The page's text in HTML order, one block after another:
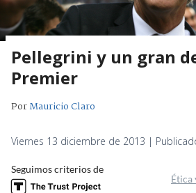
Pellegrini y un gran
Premier
PorMauricio Claro
Viernes 13 diciembre de 2013 |
Seguimos criterios de
Ética